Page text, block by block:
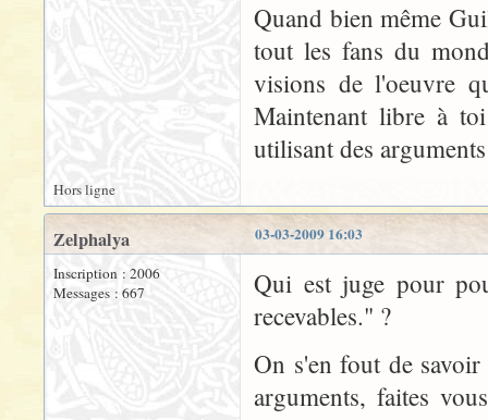
Quand bien même
tout les fans du
visions de l'oeuvre
Maintenant libre à
utilisant des
Hors ligne
03-03-2009 16:03
Zelphalya
Inscription : 2006
Messages : 667
Qui est juge pour
recevables." ?
On s'en fout de
arguments, faites